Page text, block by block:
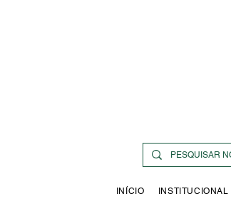
INÍCIO INSTITUCIONAL